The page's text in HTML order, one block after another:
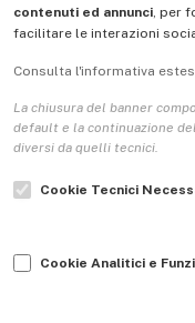
La Nostra Storia
Le Copertine
L’Associazione
Indirizzo Socio
Guida per le autrici e gli
contenuti ed annunci, per
facilitare le interazioni
Consulta l'informativa
La chiusura del banner
default e la continuazione
diversi da quelli tecnici.
Cookie Tecnici
Cookie Analitici e